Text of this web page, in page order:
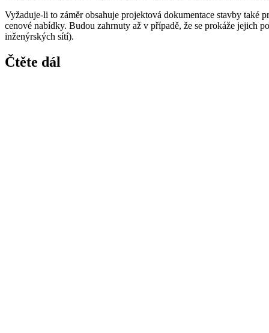
Vyžaduje-li to záměr obsahuje projektová dokumentace stavby
cenové nabídky. Budou zahrnuty až v případě, že se prokáže jejich
inženýrských sítí).
Čtěte dál